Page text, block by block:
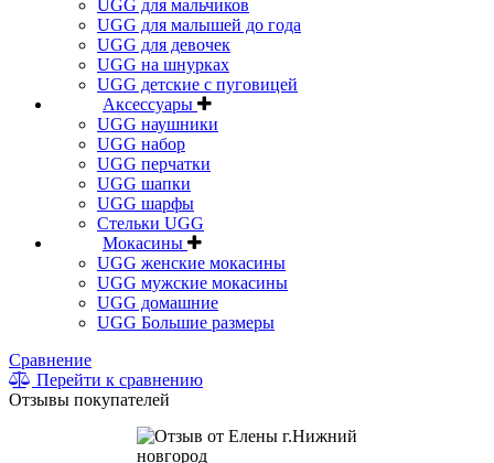
UGG для мальчиков
UGG для малышей до года
UGG для девочек
UGG на шнурках
UGG детские с пуговицей
Аксессуары
UGG наушники
UGG набор
UGG перчатки
UGG шапки
UGG шарфы
Стельки UGG
Мокасины
UGG женские мокасины
UGG мужские мокасины
UGG домашние
UGG Большие размеры
Сравнение
Перейти к сравнению
Отзывы покупателей